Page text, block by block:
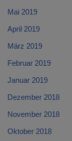
Mai 2019
April 2019
März 2019
Februar 2019
Januar 2019
Dezember 2018
November 2018
Oktober 2018